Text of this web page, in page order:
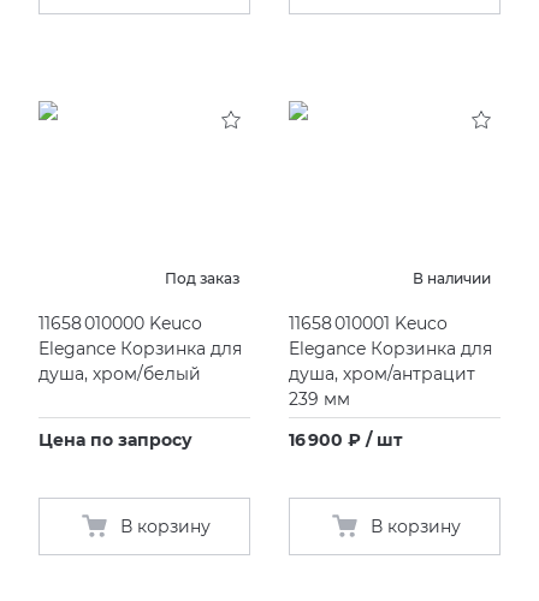
Под заказ
11658 010000 Keuco
Elegance Корзинка для
душа, хром/белый
Цена по запросу
В корзину
В наличии
11658 010001 Keuco
Elegance Корзинка для
душа, хром/антрацит
239 мм
16 900 ₽ / шт
В корзину